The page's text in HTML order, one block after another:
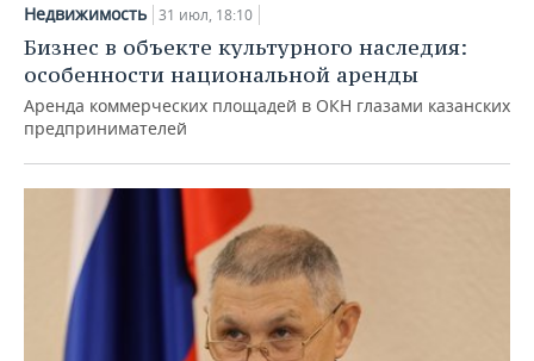
Недвижимость 31 июл, 18:10
Бизнес в объекте культурного наследия:
особенности национальной аренды
Аренда коммерческих площадей в ОКН глазами казанских
предпринимателей